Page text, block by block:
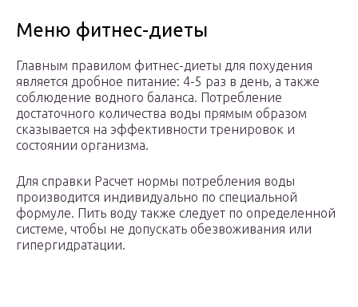
Меню фитнес-диеты
Главным правилом фитнес-диеты для похудения
является дробное питание: 4-5 раз в день, а также
соблюдение водного баланса. Потребление
достаточного количества воды прямым образом
сказывается на эффективности тренировок и
состоянии организма.
Для справки Расчет нормы потребления воды
производится индивидуально по специальной
формуле. Пить воду также следует по определенной
системе, чтобы не допускать обезвоживания или
гипергидратации.